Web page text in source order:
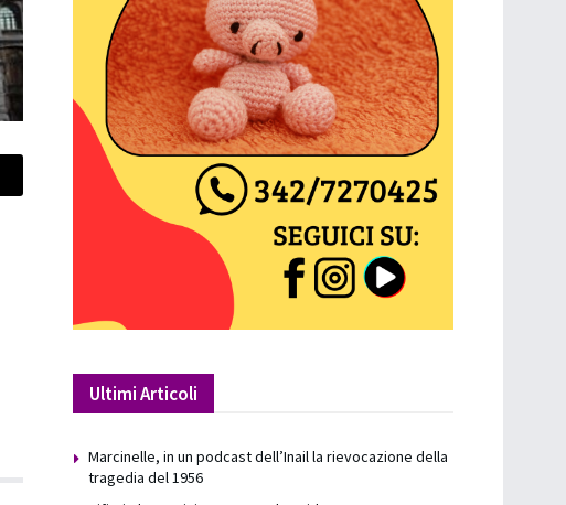
Ultimi Articoli
Marcinelle, in un podcast dell’Inail la rievocazione della
tragedia del 1956